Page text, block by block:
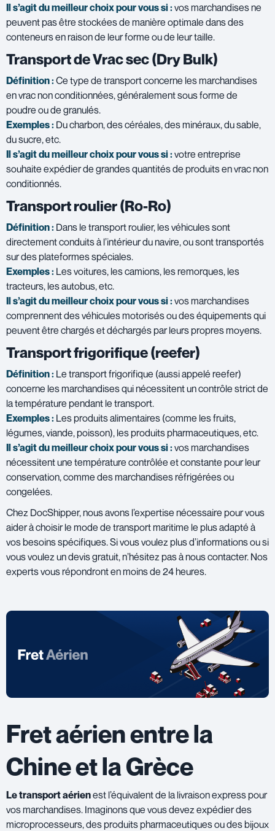
Il s’agit du meilleur choix pour vous si :vos marchandises ne
peuvent pas être stockées de manière optimale dans des
conteneurs en raison de leur forme ou de leur taille.
Transport de Vrac sec (Dry Bulk)
Définition :Ce type de transport concerne les marchandises
en vrac non conditionnées, généralement sous forme de
poudre ou de granulés.
Exemples : Du charbon, des céréales, des minéraux, du sable,
du sucre, etc.
Il s’agit du meilleur choix pour vous si :votre entreprise
souhaite expédier de grandes quantités de produits en vrac non
conditionnés.
Transport roulier (Ro-Ro)
Définition : Dans le transport roulier, les véhicules sont
directement conduits à l’intérieur du navire, ou sont transportés
sur des plateformes spéciales.
Exemples : Les voitures, les camions, les remorques, les
tracteurs, les autobus, etc.
Il s’agit du meilleur choix pour vous si :vos marchandises
comprennent des véhicules motorisés ou des équipements qui
peuvent être chargés et déchargés par leurs propres moyens.
Transport frigorifique (reefer)
Définition : Le transport frigorifique (aussi appelé reefer)
concerne les marchandises qui nécessitent un contrôle strict de
la température pendant le transport.
Exemples : Les produits alimentaires (comme les fruits,
légumes, viande, poisson), les produits pharmaceutiques, etc.
Il s’agit du meilleur choix pour vous si :vos marchandises
nécessitent une température contrôlée et constante pour leur
conservation, comme des marchandises réfrigérées ou
congelées.
Chez DocShipper, nous avons l’expertise nécessaire pour vous
aider à choisir le mode de transport maritime le plus adapté à
vos besoins spécifiques. Si vous voulez plus d’informations ou si
vous voulez un devis gratuit, n’hésitez pas à nous contacter. Nos
experts vous répondront en moins de 24 heures.
Fret aérien entre la
Chine et la Grèce
Le transport aérienest l’équivalent de la livraison express pour
vos marchandises. Imaginons que vous devez expédier des
microprocesseurs, des produits pharmaceutiques ou des bijoux